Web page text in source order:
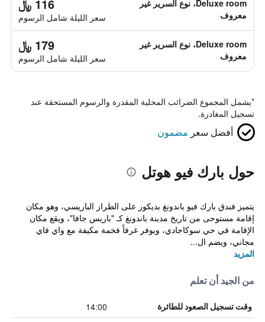
Deluxe room، نوع السرير غير
معروف
116 ﷼
سعر الليلة شامل الرسوم
Deluxe room، نوع السرير غير
معروف
179 ﷼
سعر الليلة شامل الرسوم
*يشمل المجموع الضرائب المحلية المقدرة والرسوم المستحقة عند
تسجيل المغادرة.
أفضل سعر مضمون
حول بارك فيو هوتل
يتميز فندق بارك فيو باندونغ بديكور على الطراز الباريسي، وهو مكان
إقامة مستوحى من تاريخ مدينة باندونغ كـ "باريس جافا"، ويقع مكان
الإقامة في حي سوكاجادي، ويوفر غرفاً فخمة مكيفة مع واي فاي
مجاني، ويضم ال...
المزيد
من الجيد أن تعلم
وقت تسجيل الصعود للطائرة 14:00